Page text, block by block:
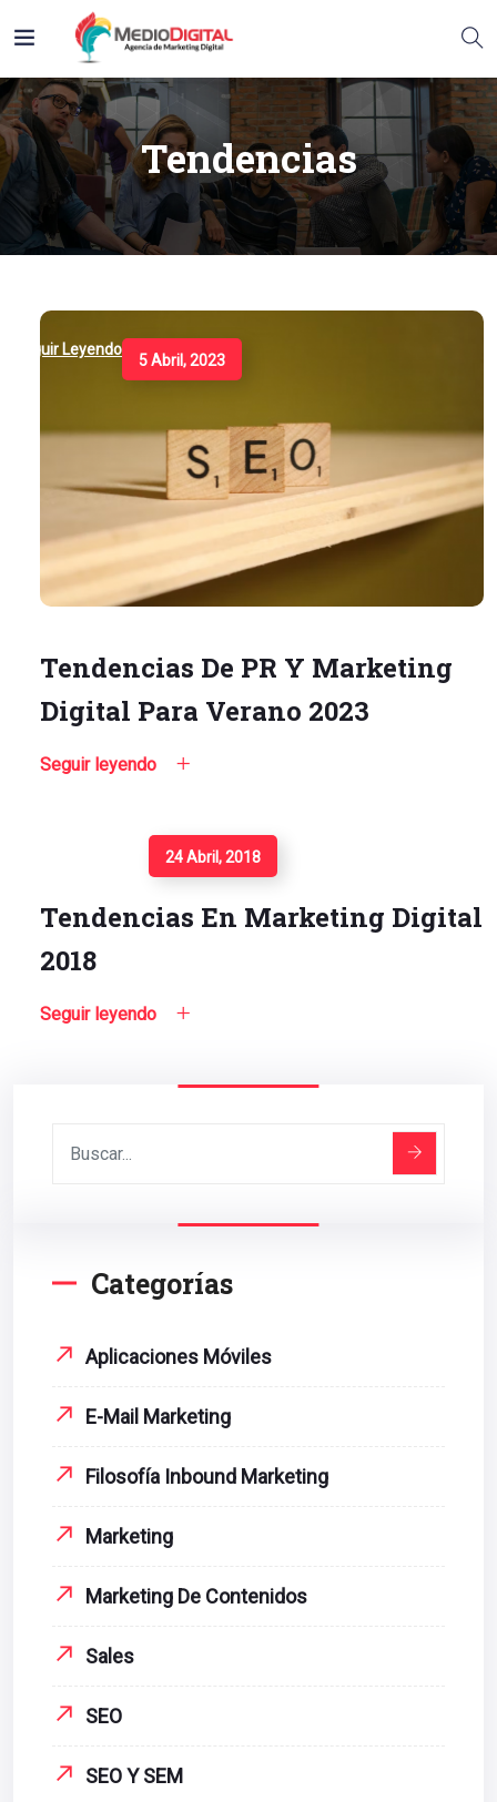
Tendencias
Seguir Leyendo
5 Abril, 2023
Tendencias De PR Y Marketing
Digital Para Verano 2023
Seguir leyendo
24 Abril, 2018
Tendencias En Marketing Digital
2018
Seguir leyendo
Categorías
Aplicaciones Móviles
E-Mail Marketing
Filosofía Inbound Marketing
Marketing
Marketing De Contenidos
Sales
SEO
SEO Y SEM